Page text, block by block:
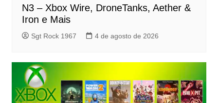
N3 – Xbox Wire, DroneTanks, Aether &
Iron e Mais
Sgt Rock 1967 4 de agosto de 2026